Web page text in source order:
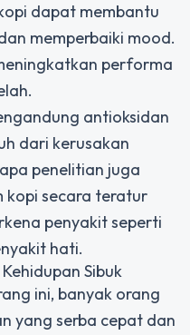
dapat membantu
memperbaiki mood.
performa
antioksidan
dari kerusakan
penelitian juga
kopi secara teratur
penyakit seperti
hati.
Sibuk
ini, banyak orang
yang serba cepat dan